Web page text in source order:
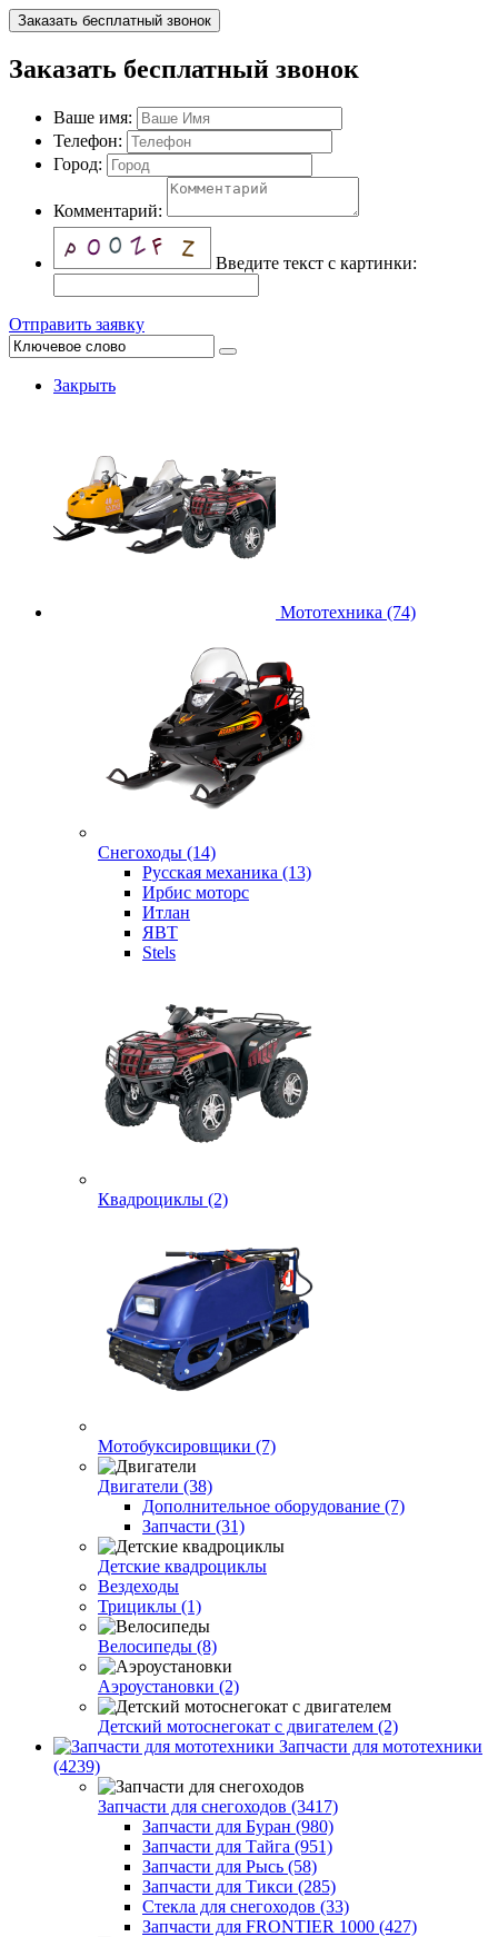
Заказать бесплатный звонок
Заказать бесплатный звонок
Ваше имя:
Телефон:
Город:
Комментарий:
Введите текст с картинки:
Отправить заявку
Закрыть
Мототехника (74)
Снегоходы (14)
Русская механика (13)
Ирбис моторс
Итлан
ЯВТ
Stels
Квадроциклы (2)
Мотобуксировщики (7)
Двигатели (38)
Дополнительное оборудование (7)
Запчасти (31)
Детские квадроциклы
Вездеходы
Трициклы (1)
Велосипеды (8)
Аэроустановки (2)
Детский мотоснегокат с двигателем (2)
Запчасти для мототехники
(4239)
Запчасти для снегоходов (3417)
Запчасти для Буран (980)
Запчасти для Тайга (951)
Запчасти для Рысь (58)
Запчасти для Тикси (285)
Стекла для снегоходов (33)
Запчасти для FRONTIER 1000 (427)